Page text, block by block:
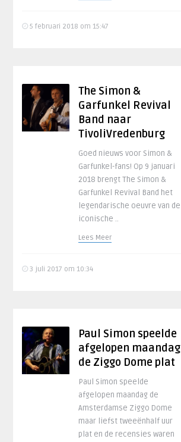
5 februari 2018 om 15:47
The Simon &
Garfunkel Revival
Band naar
TivoliVredenburg
Goed nieuws voor Simon &
Garfunkel-fans! Op 9 januari
2018 brengt The Simon &
Garfunkel Revival Band het
legendarische oeuvre van de
iconische ..
Lees Meer
3 juli 2017 om 10:34
Paul Simon speelde
afgelopen maandag
de Ziggo Dome plat
Paul Simon speelde
afgelopen maandag de
Amsterdamse Ziggo Dome
maar liefst tweeënhalf uur
plat en de recensies waren